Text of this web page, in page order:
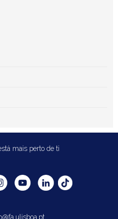
mais perto de ti